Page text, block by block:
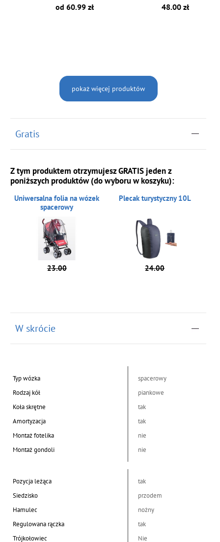
od 60.99 zł
48.00 zł
pokaż więcej produktów
Gratis
Z tym produktem otrzymujesz GRATIS jeden z
poniższych produktów (do wyboru w koszyku):
Uniwersalna folia na wózek
spacerowy
23.00
Plecak turystyczny 10L
24.00
W skrócie
Typ wózka
spacerowy
Rodzaj kół
piankowe
Koła skrętne
tak
Amortyzacja
tak
Montaż fotelika
nie
Montaż gondoli
nie
Pozycja leżąca
tak
Siedzisko
przodem
Hamulec
nożny
Regulowana rączka
tak
Trójkołowiec
Nie